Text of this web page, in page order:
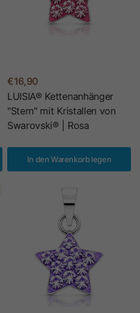
€16,90
LUISIA® Kettenanhänger
"Stern" mit Kristallen von
Swarovski® | Rosa
In den Warenkorb legen